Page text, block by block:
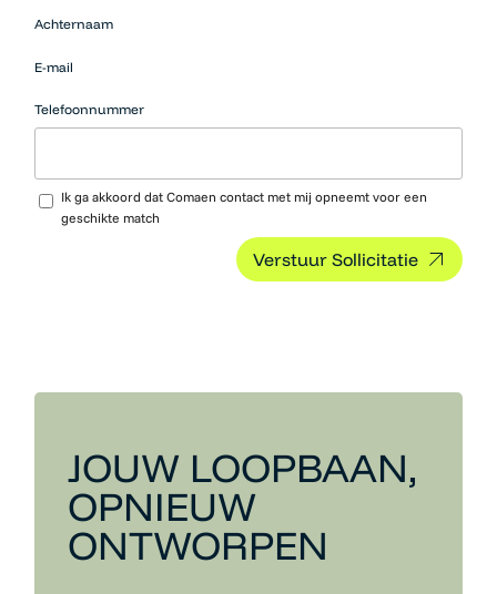
Achternaam
E-mail
Telefoonnummer
Ik ga akkoord dat Comaen contact met mij opneemt voor een
geschikte match
werk
neerzetten.
JOUW LOOPBAAN,
OPNIEUW
ONTWORPEN